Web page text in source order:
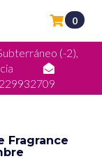
(-2),
229932709
0
Fragrance